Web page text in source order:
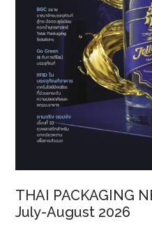
THAI PACKAGING
July-August 2026